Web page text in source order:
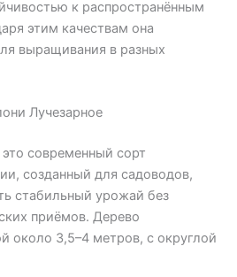
к распространённым
этим качествам она
выращивания в разных
Лучезарное
современный сорт
созданный для садоводов,
стабильный урожай без
приёмов. Дерево
около 3,5–4 метров, с округлой